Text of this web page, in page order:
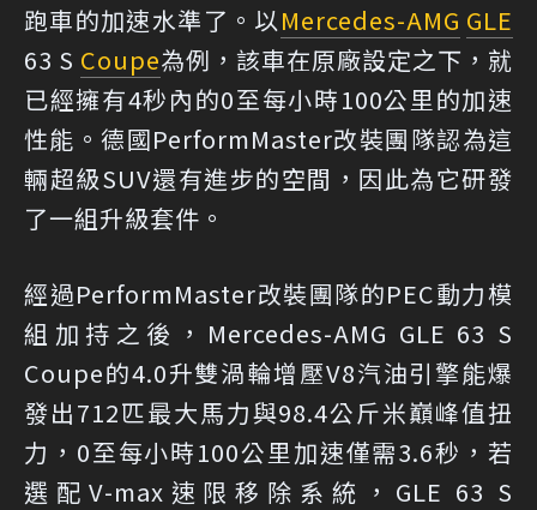
跑車的加速水準了。以Mercedes-AMG GLE
63 S Coupe為例，該車在原廠設定之下，就
已經擁有4秒內的0至每小時100公里的加速
性能。德國PerformMaster改裝團隊認為這
輛超級SUV還有進步的空間，因此為它研發
了一組升級套件。
經過PerformMaster改裝團隊的PEC動力模
組加持之後，Mercedes-AMG GLE 63 S
Coupe的4.0升雙渦輪增壓V8汽油引擎能爆
發出712匹最大馬力與98.4公斤米巔峰值扭
力，0至每小時100公里加速僅需3.6秒，若
選配V-max速限移除系統，GLE 63 S